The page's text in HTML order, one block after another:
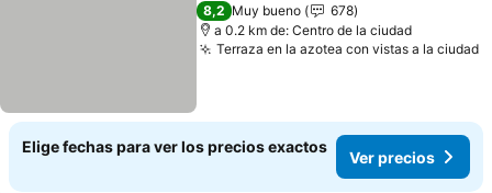
8,2 Muy bueno
678
a 0.2 km de: Centro de la ciudad
Terraza en la azotea con vistas a la ciudad
Elige fechas para ver los precios exactos
Ver precios